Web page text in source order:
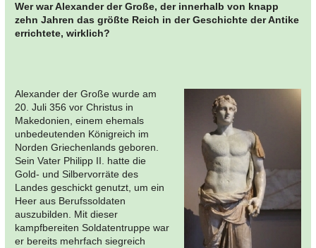
Wer war Alexander der Große, der innerhalb von knapp
zehn Jahren das größte Reich in der Geschichte der Antike
errichtete, wirklich?
Alexander der Große wurde am
20. Juli 356 vor Christus in
Makedonien, einem ehemals
unbedeutenden Königreich im
Norden Griechenlands geboren.
Sein Vater Philipp II. hatte die
Gold- und Silbervorräte des
Landes geschickt genutzt, um ein
Heer aus Berufssoldaten
auszubilden. Mit dieser
kampfbereiten Soldatentruppe war
er bereits mehrfach siegreich